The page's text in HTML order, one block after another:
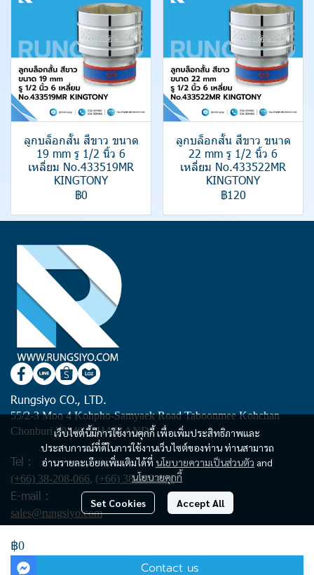
ลูกบล็อกสั้น สีขาว ขนาด
19 mm รู 1/2 นิ้ว 6
เหลี่ยม No.433519MR
KINGTONY
฿0
ลูกบล็อกสั้น สีขาว ขนาด
22 mm รู 1/2 นิ้ว 6
เหลี่ยม No.433522MR
KINGTONY
฿120
฿0
Contact us
เว็บไซต์นี้มีการใช้งานคุกกี้ เพื่อเพิ่มประสิทธิภาพและ
ประสบการณ์ที่ดีในการใช้งานเว็บไซต์ของท่าน ท่านสามารถ
อ่านรายละเอียดเพิ่มเติมได้ที่ นโยบายความเป็นส่วนตัว and
นโยบายคุกกี้
Set Cookies Accept All
Rungsiyo CO., LTD.
55/2-3 Moo 4 Kohpho-Samyaek Road Taboonmee Kohchan
Chonburi 20240 (THAILAND)
Tel :
(+66) 38-208-066, (+66) 38-209-881
E-mail :
sales@rungsiyo.com
Copyright | All Rights Reserved | Powered by rungsiyo.com